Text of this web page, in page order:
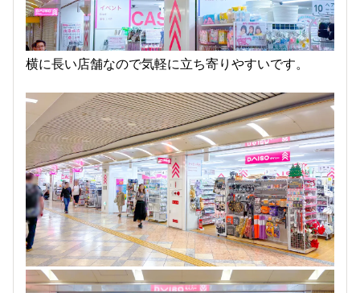
横に長い店舗なので気軽に立ち寄りやすいです。